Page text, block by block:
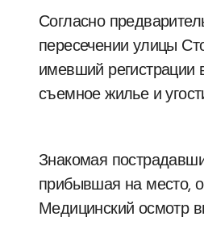
Согласно
пересечении улицы
имевший регистрации
съемное жилье и
Знакомая
прибывшая на место,
Медицинский осмотр